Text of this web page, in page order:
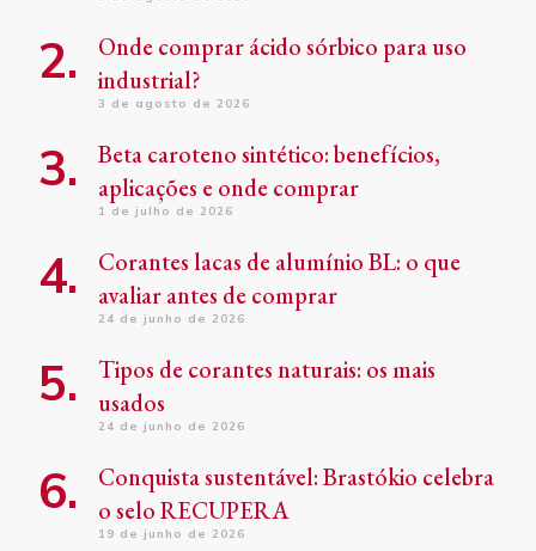
Onde comprar ácido sórbico para uso
industrial?
3 de agosto de 2026
Beta caroteno sintético: benefícios,
aplicações e onde comprar
1 de julho de 2026
Corantes lacas de alumínio BL: o que
avaliar antes de comprar
24 de junho de 2026
Tipos de corantes naturais: os mais
usados
24 de junho de 2026
Conquista sustentável: Brastókio celebra
o selo RECUPERA
19 de junho de 2026